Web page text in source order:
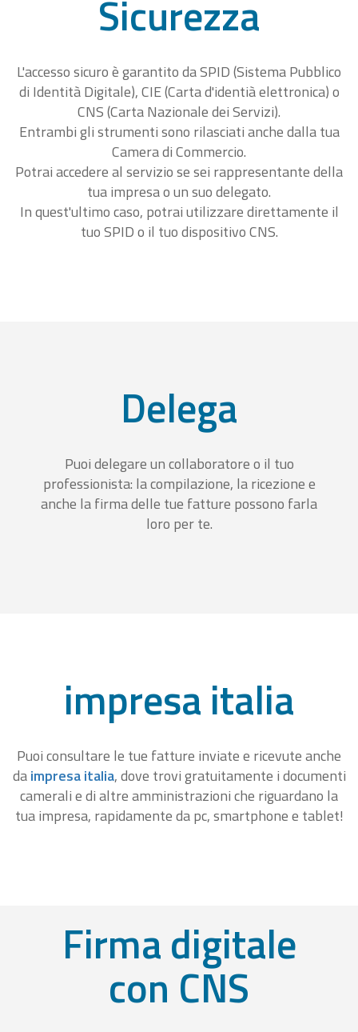
Sicurezza
L'accesso sicuro è garantito da SPID (Sistema Pubblico
di Identità Digitale), CIE (Carta d'identià elettronica) o
CNS (Carta Nazionale dei Servizi).
Entrambi gli strumenti sono rilasciati anche dalla tua
Camera di Commercio.
Potrai accedere al servizio se sei rappresentante della
tua impresa o un suo delegato.
In quest'ultimo caso, potrai utilizzare direttamente il
tuo SPID o il tuo dispositivo CNS.
Delega
Puoi delegare un collaboratore o il tuo
professionista: la compilazione, la ricezione e
anche la firma delle tue fatture possono farla
loro per te.
impresa italia
Puoi consultare le tue fatture inviate e ricevute anche
daimpresa italia, dove trovi gratuitamente i documenti
camerali e di altre amministrazioni che riguardano la
tua impresa, rapidamente da pc, smartphone e tablet!
Firma digitale
con CNS